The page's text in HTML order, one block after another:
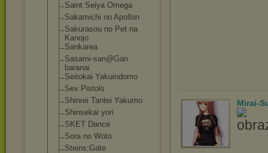
Saint Seiya Omega
Sakamichi no Apollon
Sakurasou no Pet na
Kanojo
Sankarea
Sasami-san@Gan
baranai
Seitokai Yakuindomo
Sex Pistols
Shinrei Tantei Yakumo
Shinsekai yori
SKET Dance
Sora no Woto
Steins;Gate
Mirai-